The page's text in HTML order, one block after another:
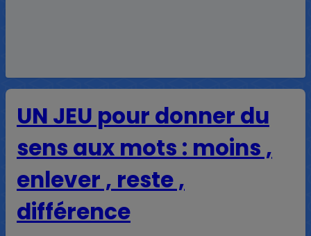
UN JEU pour donner du
sens aux mots : moins ,
enlever , reste ,
différence